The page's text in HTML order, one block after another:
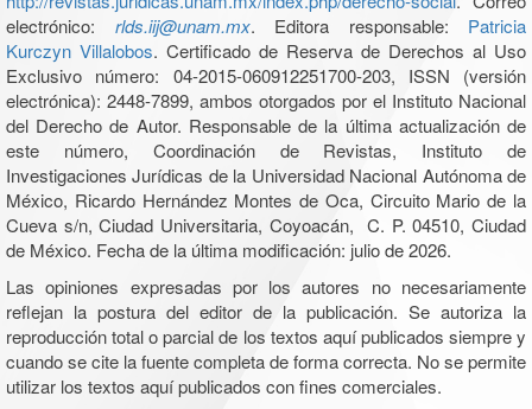
electrónico: rlds.iij@unam.mx. Editora responsable: Patricia
Kurczyn Villalobos. Certificado de Reserva de Derechos al Uso
Exclusivo número: 04-2015-060912251700-203, ISSN (versión
electrónica): 2448-7899, ambos otorgados por el Instituto Nacional
del Derecho de Autor. Responsable de la última actualización de
este número, Coordinación de Revistas, Instituto de
Investigaciones Jurídicas de la Universidad Nacional Autónoma de
México, Ricardo Hernández Montes de Oca, Circuito Mario de la
Cueva s/n, Ciudad Universitaria, Coyoacán, C. P. 04510, Ciudad
de México. Fecha de la última modificación: julio de 2026.
Las opiniones expresadas por los autores no necesariamente
reflejan la postura del editor de la publicación. Se autoriza la
reproducción total o parcial de los textos aquí publicados siempre y
cuando se cite la fuente completa de forma correcta. No se permite
utilizar los textos aquí publicados con fines comerciales.